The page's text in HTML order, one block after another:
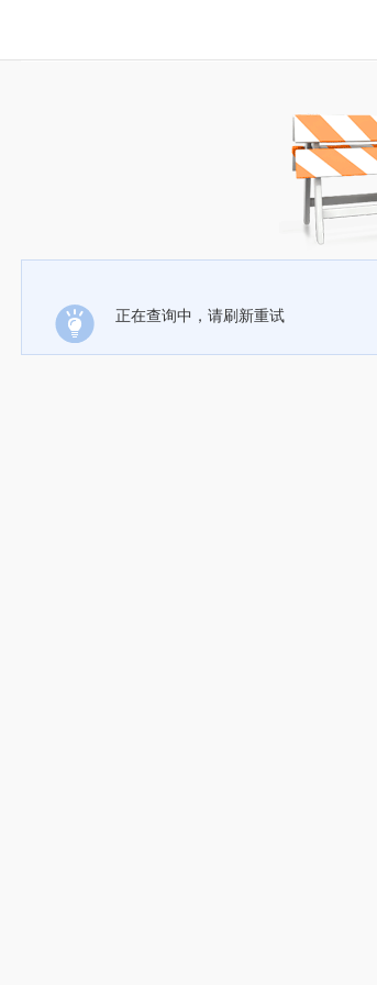
正在查询中，请刷新重试